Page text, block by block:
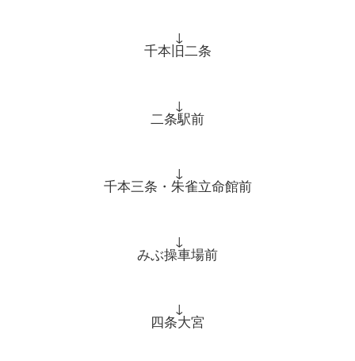
↓
千本旧二条
↓
二条駅前
↓
千本三条・朱雀立命館前
↓
みぶ操車場前
↓
四条大宮